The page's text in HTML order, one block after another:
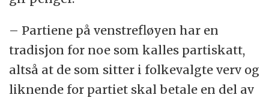
– Partiene på venstrefløyen har en
tradisjon for noe som kalles partiskatt,
altså at de som sitter i folkevalgte verv og
liknende for partiet skal betale en del av